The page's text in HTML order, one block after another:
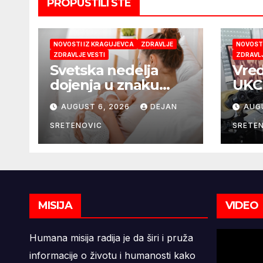
PROPUSTILI STE
NOVOSTI IZ KRAGUJEVCA
ZDRAVLJE
ZDRAVLJE VESTI
Svetska nedelja
dojenja u znaku
podrške majkama i
najboljeg početka
života
AUGUST 6, 2026 DEJAN
SRETENOVIC
9,6
MISIJA
Humana misija radija je da širi i pruža
informacije o životu i humanosti kako
VIDEO